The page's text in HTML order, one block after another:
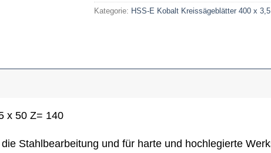
Kategorie: HSS-E Kobalt Kreissägeblätter 400 x
x 50 Z= 140
Stahlbearbeitung und für harte und hochlegierte